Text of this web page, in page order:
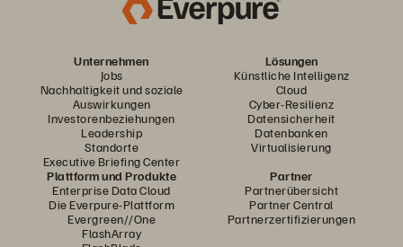
Unternehmen
Jobs
Nachhaltigkeit und soziale
Auswirkungen
Investorenbeziehungen
Leadership
Standorte
Executive Briefing Center
Lösungen
Künstliche Intelligenz
Cloud
Cyber-Resilienz
Datensicherheit
Datenbanken
Virtualisierung
Plattform und Produkte
Enterprise Data Cloud
Die Everpure-Plattform
Evergreen//One
FlashArray
Partner
Partnerübersicht
Partner Central
Partnerzertifizierungen